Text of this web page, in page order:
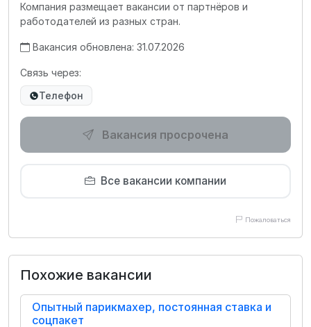
Компания размещает вакансии от партнёров и
работодателей из разных стран.
Вакансия обновлена: 31.07.2026
Связь через:
Телефон
Вакансия просрочена
Все вакансии компании
Пожаловаться
Похожие вакансии
Опытный парикмахер, постоянная ставка и
соцпакет